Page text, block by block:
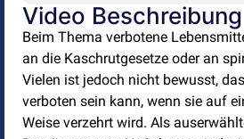
Video Beschreibung
Beim Thema verbotene
an die Kaschrutgesetze oder an
Vielen ist jedoch nicht bewusst,
verboten sein kann, wenn sie auf
Weise verzehrt wird. Als